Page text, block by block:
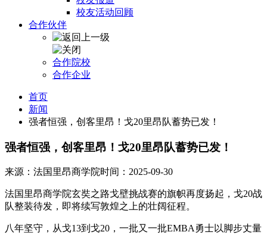
校友活动回顾
合作伙伴
合作院校
合作企业
首页
新闻
强者恒强，创客里昂！戈20里昂队蓄势已发！
强者恒强，创客里昂！戈20里昂队蓄势已发！
来源：法国里昂商学院时间：2025-09-30
法国里昂商学院玄奘之路戈壁挑战赛的旗帜再度扬起，戈20战
队整装待发，即将续写敦煌之上的壮阔征程。
八年坚守，从戈13到戈20，一批又一批EMBA勇士以脚步丈量